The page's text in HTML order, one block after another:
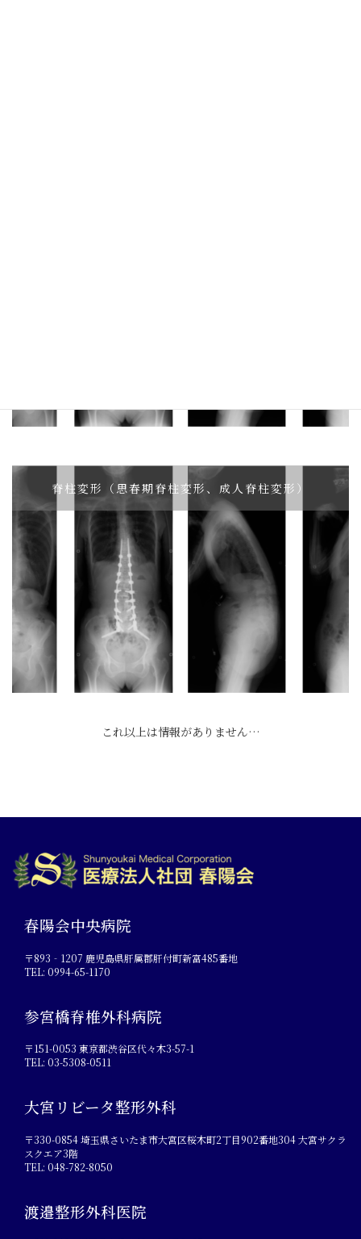
脊柱変形（思春期脊柱変形、成人脊柱変形）
これ以上は情報がありません…
春陽会中央病院
〒893‐1207 鹿児島県肝属郡肝付町新富485番地
TEL: 0994-65-1170
参宮橋脊椎外科病院
〒151-0053 東京都渋谷区代々木3-57-1
TEL: 03-5308-0511
大宮リビータ整形外科
〒330-0854 埼玉県さいたま市大宮区桜木町2丁目902番地304 大宮サクラ
スクエア3階
TEL: 048-782-8050
渡邉整形外科医院